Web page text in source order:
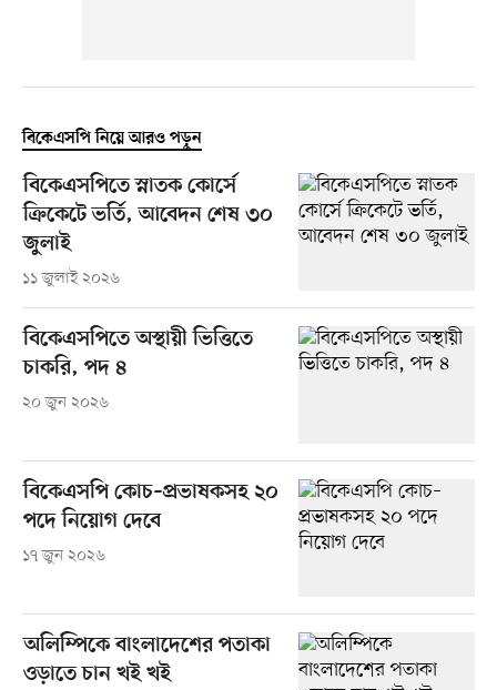
বিকেএসপি নিয়ে আরও পড়ুন
বিকেএসপিতে স্নাতক কোর্সে
ক্রিকেটে ভর্তি, আবেদন শেষ ৩০
জুলাই
১১ জুলাই ২০২৬
বিকেএসপিতে অস্থায়ী ভিত্তিতে
চাকরি, পদ ৪
২০ জুন ২০২৬
বিকেএসপি কোচ–প্রভাষকসহ ২০
পদে নিয়োগ দেবে
১৭ জুন ২০২৬
অলিম্পিকে বাংলাদেশের পতাকা
ওড়াতে চান খই খই